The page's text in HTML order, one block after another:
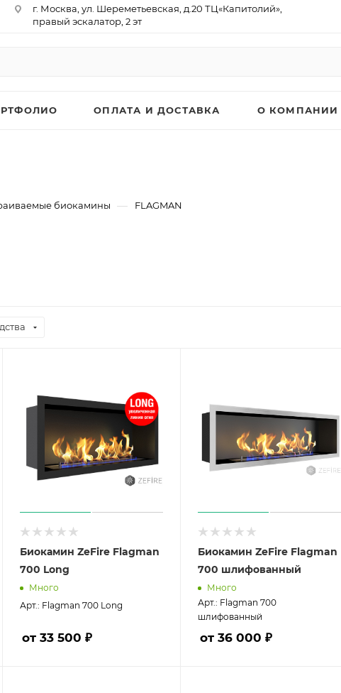
г. Москва, ул. Шереметьевская, д.20 ТЦ«Капитолий»,
правый эскалатор, 2 эт
р/сч 40702810410000761715
ОПЛАТА И ДОСТАВКА О КОМПАНИИ
биокамины — FLAGMAN
Биокамин ZeFire Flagman
700 Long
Много
Арт.: Flagman 700 Long
от 33 500 ₽
Биокамин ZeFire Flagman
700 шлифованный
Много
Арт.: Flagman 700
шлифованный
от 36 000 ₽